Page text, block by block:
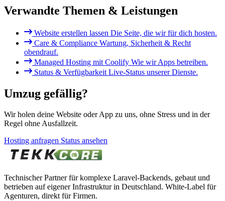
Verwandte Themen & Leistungen
Website erstellen lassen Die Seite, die wir für dich hosten.
Care & Compliance Wartung, Sicherheit & Recht
obendrauf.
Managed Hosting mit Coolify Wie wir Apps betreiben.
Status & Verfügbarkeit Live-Status unserer Dienste.
Umzug gefällig?
Wir holen deine Website oder App zu uns, ohne Stress und in der
Regel ohne Ausfallzeit.
Hosting anfragen Status ansehen
Technischer Partner für komplexe Laravel-Backends, gebaut und
betrieben auf eigener Infrastruktur in Deutschland. White-Label für
Agenturen, direkt für Firmen.